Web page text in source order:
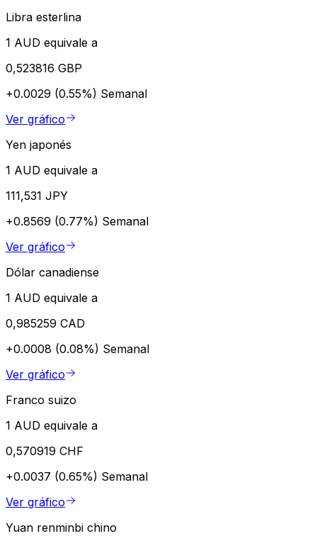
Libra esterlina
1 AUD equivale a
0,523816 GBP
+0.0029 (0.55%) Semanal
Ver gráfico
Yen japonés
1 AUD equivale a
111,531 JPY
+0.8569 (0.77%) Semanal
Ver gráfico
Dólar canadiense
1 AUD equivale a
0,985259 CAD
+0.0008 (0.08%) Semanal
Ver gráfico
Franco suizo
1 AUD equivale a
0,570919 CHF
+0.0037 (0.65%) Semanal
Ver gráfico
Yuan renminbi chino